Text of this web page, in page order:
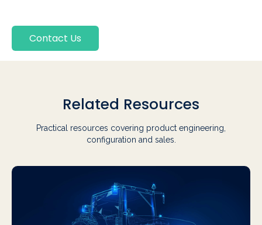
Contact Us
Related Resources
Practical resources covering product engineering,
configuration and sales.